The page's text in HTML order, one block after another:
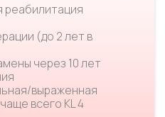
реабилитация
(до 2 лет в
через 10 лет
выраженная
всего KL 4